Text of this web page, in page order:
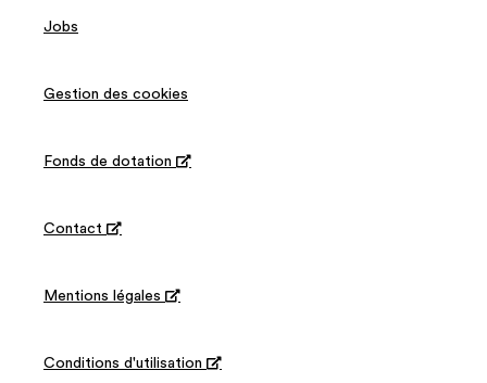
Jobs
Gestion des cookies
Fonds de dotation 
Contact 
Mentions légales 
Conditions d'utilisation 